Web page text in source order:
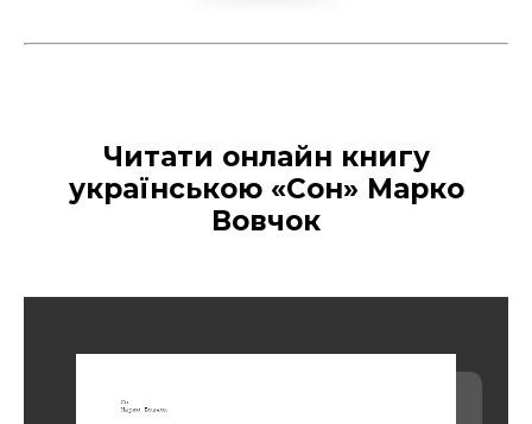
Читати онлайн книгу
українською «Сон» Марко
Вовчок